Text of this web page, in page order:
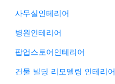
사무실인테리어
병원인테리어
팝업스토어인테리어
건물 빌딩 리모델링 인테리어